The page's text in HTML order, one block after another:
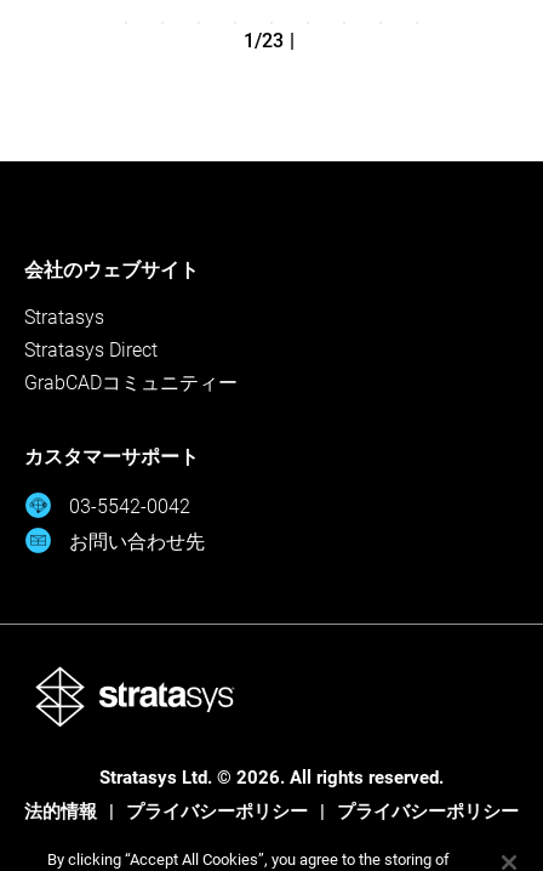
1/23 |
会社のウェブサイト
Stratasys
Stratasys Direct
GrabCADコミュニティー
カスタマーサポート
03-5542-0042
お問い合わせ先
Stratasys Ltd. © 2026. All rights reserved.
法的情報
プライバシーポリシー プライバシーポリシー
By clicking “Accept All Cookies”, you agree to the storing of